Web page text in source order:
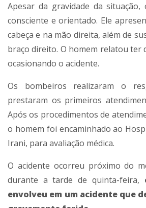
Apesar da gravidade da
consciente e orientado. Ele
cabeça e na mão direita, além de
braço direito. O homem relatou ter
ocasionando o acidente.
Os bombeiros realizaram o
prestaram os primeiros
Após os procedimentos de
o homem foi encaminhado ao
Irani, para avaliação médica.
O acidente ocorreu próximo do
durante a tarde de quinta-feira,
envolveu em um acidente que